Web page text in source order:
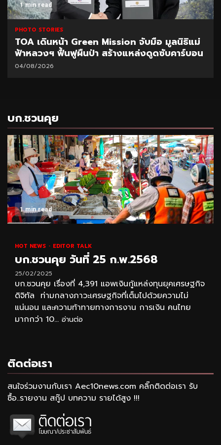
1 min read
PHOTO STORIES
TOA เดินหน้า Green Mission จับมือ มูลนิธิแม่
ฟ้าหลวงฯ ฟื้นฟูผืนป่า สร้างแหล่งดูดซับคาร์บอน
04/08/2026
บก.ชวนคุย
1 min read
HOT NEWS EDITOR TALK
บก.ชวนคุย วันที่ 25 ก.พ.2568
25/02/2025
บก.ชวนคุย เรื่องที่ 4,391 แอพเงินกู้แหล่งทุนยุคเศรษฐกิจ
ดิจิทัล ท่ามกลางภาวะเศรษฐกิจที่เต็มไปด้วยความไม่
แน่นอน และความท้าทายทางการงาน การเงิน คนไทย
มากกว่า 10... อ่านต่อ
ติดต่อเรา
สนใจร่วมงานกับเรา Aec10news.com คลิ๊กติดต่อเรา รับ
ซื้อ..รายงาน สกู๊ป บทความ รายได้สูง !!!